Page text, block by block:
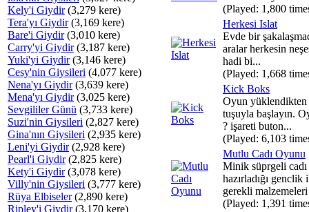
Kely'i Giydir(3,279 kere)
Tera'yı Giydir(3,169 kere)
Bare'i Giydir(3,010 kere)
Carry'yi Giydir(3,187 kere)
Yuki'yi Giydir(3,146 kere)
Cesy'nin Giysileri (4,077 kere)
Nena'yı Giydir(3,639 kere)
Mena'yı Giydir(3,025 kere)
Sevgililer Günü (3,733 kere)
Suzi'nin Giysileri (2,827 kere)
Gina'nın Giysileri (2,935 kere)
Leni'yi Giydir(2,928 kere)
Pearl'i Giydir(2,825 kere)
Kety'i Giydir(3,078 kere)
Villy'nin Giysileri (3,777 kere)
Rüya Elbiseler(2,890 kere)
Ripley'i Giydir(3,170 kere)
(Played: 1,800
Herkesi Islat
Evde bir
aralar herkesin
hadi bi...
(Played: 1,668
Kick Boks
Oyun
tuşuyla başlayın.
? işareti buton...
(Played: 6,103
Mutlu Cadı Oyunu
Minik süprgeli
hazırladığı
gerekli
(Played: 1,391